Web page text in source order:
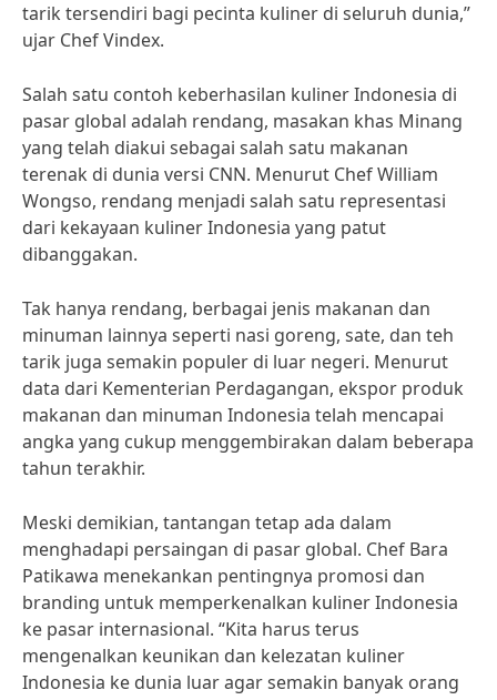
tarik tersendiri bagi pecinta kuliner di seluruh dunia,”
ujar Chef Vindex.
Salah satu contoh keberhasilan kuliner Indonesia di
pasar global adalah rendang, masakan khas Minang
yang telah diakui sebagai salah satu makanan
terenak di dunia versi CNN. Menurut Chef William
Wongso, rendang menjadi salah satu representasi
dari kekayaan kuliner Indonesia yang patut
dibanggakan.
Tak hanya rendang, berbagai jenis makanan dan
minuman lainnya seperti nasi goreng, sate, dan teh
tarik juga semakin populer di luar negeri. Menurut
data dari Kementerian Perdagangan, ekspor produk
makanan dan minuman Indonesia telah mencapai
angka yang cukup menggembirakan dalam beberapa
tahun terakhir.
Meski demikian, tantangan tetap ada dalam
menghadapi persaingan di pasar global. Chef Bara
Patikawa menekankan pentingnya promosi dan
branding untuk memperkenalkan kuliner Indonesia
ke pasar internasional. “Kita harus terus
mengenalkan keunikan dan kelezatan kuliner
Indonesia ke dunia luar agar semakin banyak orang